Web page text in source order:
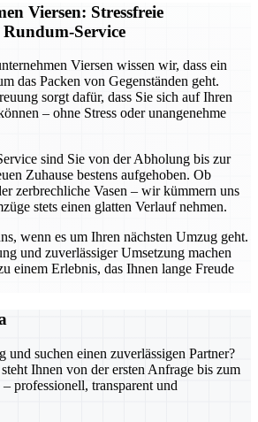
Viersen: Stressfreie
Service
Viersen wissen wir, dass ein
das Packen von Gegenständen geht.
sorgt dafür, dass Sie sich auf Ihren
– ohne Stress oder unangenehme
sind Sie von der Abholung bis zur
Zuhause bestens aufgehoben. Ob
zerbrechliche Vasen – wir kümmern uns
stets einen glatten Verlauf nehmen.
wenn es um Ihren nächsten Umzug geht.
und zuverlässiger Umsetzung machen
einem Erlebnis, das Ihnen lange Freude
und suchen einen zuverlässigen Partner?
Ihnen von der ersten Anfrage bis zum
professionell, transparent und